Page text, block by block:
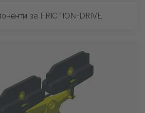
за FRICTION-DRIVE